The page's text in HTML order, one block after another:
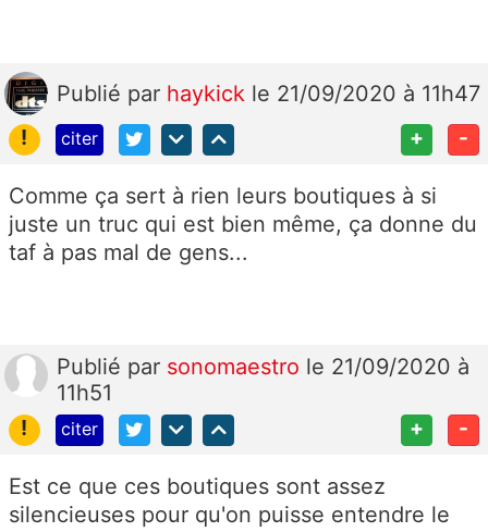
Publié par haykick le 21/09/2020 à 11h47
!
citer + -
Comme ça sert à rien leurs boutiques à si
juste un truc qui est bien même, ça donne du
taf à pas mal de gens...
Publié par sonomaestro le 21/09/2020 à
11h51
!
citer + -
Est ce que ces boutiques sont assez
silencieuses pour qu'on puisse entendre le